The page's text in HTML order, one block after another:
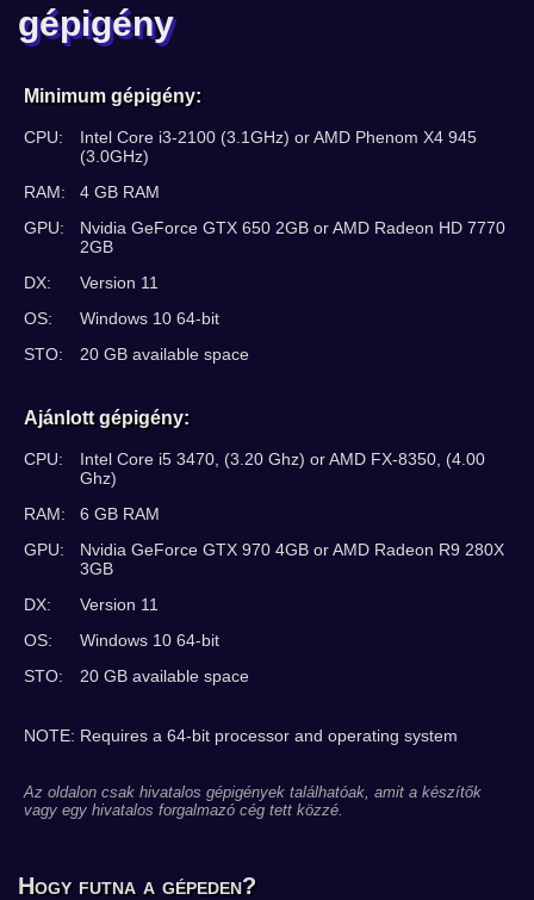
gépigény
Minimum gépigény:
CPU:
Intel Core i3-2100 (3.1GHz) or AMD Phenom X4 945
(3.0GHz)
RAM:
4 GB RAM
GPU:
Nvidia GeForce GTX 650 2GB or AMD Radeon HD 7770
2GB
DX:
Version 11
OS:
Windows 10 64-bit
STO:
20 GB available space
Ajánlott gépigény:
CPU:
Intel Core i5 3470, (3.20 Ghz) or AMD FX-8350, (4.00
Ghz)
RAM:
6 GB RAM
GPU:
Nvidia GeForce GTX 970 4GB or AMD Radeon R9 280X
3GB
DX:
Version 11
OS:
Windows 10 64-bit
STO:
20 GB available space
NOTE: Requires a 64-bit processor and operating system
Az oldalon csak hivatalos gépigények találhatóak, amit a készítők
vagy egy hivatalos forgalmazó cég tett közzé.
Hogy futna a gépeden?